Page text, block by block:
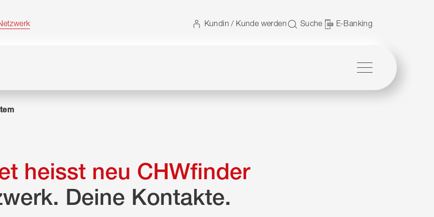
Kundin / Kunde werden Suche E-Banking
heisst neu CHWfinder
Deine Kontakte.